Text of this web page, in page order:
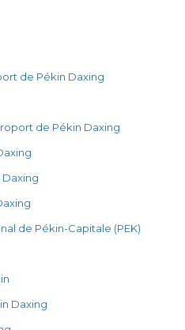
de Pékin Daxing
de Pékin Daxing
de Pékin-Capitale (PEK)
Daxing